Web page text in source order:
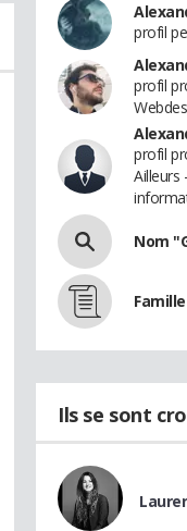
profil
profil
profil
Ailleurs
Nom
Ils se sont